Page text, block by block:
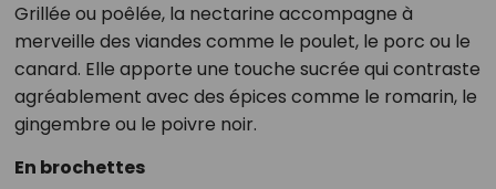
Grillée ou poêlée, la nectarine accompagne à
merveille des viandes comme le poulet, le porc ou le
canard. Elle apporte une touche sucrée qui contraste
agréablement avec des épices comme le romarin, le
gingembre ou le poivre noir.
En brochettes